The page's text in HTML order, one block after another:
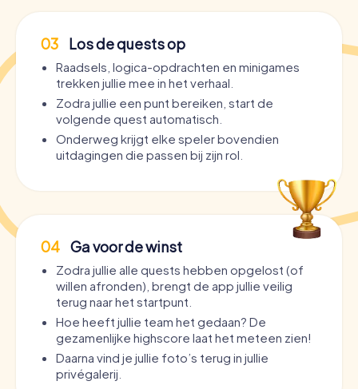
03 Los de quests op
Raadsels, logica-opdrachten en minigames
trekken jullie mee in het verhaal.
Zodra jullie een punt bereiken, start de
volgende quest automatisch.
Onderweg krijgt elke speler bovendien
uitdagingen die passen bij zijn rol.
04 Ga voor de winst
Zodra jullie alle quests hebben opgelost (of
willen afronden), brengt de app jullie veilig
terug naar het startpunt.
Hoe heeft jullie team het gedaan? De
gezamenlijke highscore laat het meteen zien!
Daarna vind je jullie foto’s terug in jullie
privégalerij.